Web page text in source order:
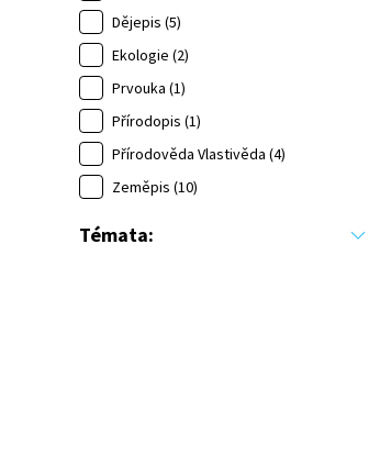
Dějepis (5)
Ekologie (2)
Prvouka (1)
Přírodopis (1)
Přírodověda Vlastivěda (4)
Zeměpis (10)
Témata: